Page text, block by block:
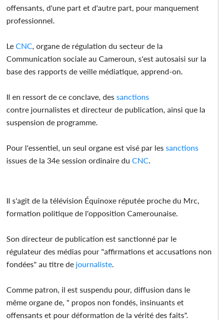
offensants, d'une part et d'autre part, pour manquement
professionnel.
LeCNC , organe de régulation du secteur de la
Communication sociale au Cameroun, s'est autosaisi sur la
base des rapports de veille médiatique, apprend-on.
Il en ressort de ce conclave, des sanctions
contre journalistes et directeur de publication, ainsi que la
suspension de programme.
Pour l'essentiel, un seul organe est visé par les sanctions
issues de la 34e session ordinaire duCNC
Il s'agit de la télévision Équinoxe réputée proche du Mrc,
formation politique de l'opposition Camerounaise.
Son directeur de publication est sanctionné par le
régulateur des médias pour "affirmations et accusations non
fondées" au titre de journaliste
Comme patron, il est suspendu pour, diffusion dans le
même organe de, " propos non fondés, insinuants et
offensants et pour déformation de la vérité des faits".